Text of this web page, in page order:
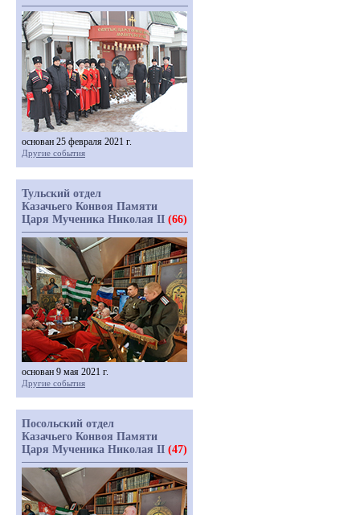
основан 25 февраля 2021 г.
Другие события
Тульский отдел
Казачьего Конвоя Памяти
Царя Мученика Николая II (66)
основан 9 мая 2021 г.
Другие события
Посольский отдел
Казачьего Конвоя Памяти
Царя Мученика Николая II (47)